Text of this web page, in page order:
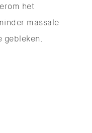
het
massale
gebleken.